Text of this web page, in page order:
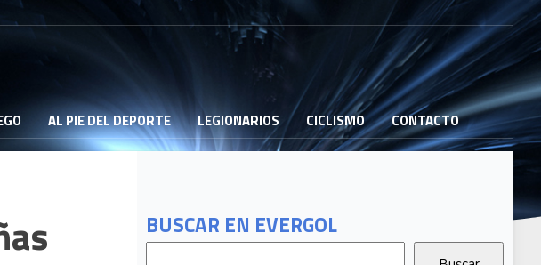
AL PIE DEL DEPORTE LEGIONARIOS CICLISMO CONTACTO
BUSCAR EN EVERGOL